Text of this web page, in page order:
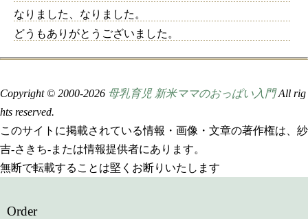
なりました、なりました。
どうもありがとうございました。
Copyright © 2000-2026 母乳育児 新米ママのおっぱい入門All rig
hts reserved.
このサイトに掲載されている情報・画像・文章の著作権は、紗
吉-さきち-または情報提供者にあります。
無断で転載することは堅くお断りいたします
Order